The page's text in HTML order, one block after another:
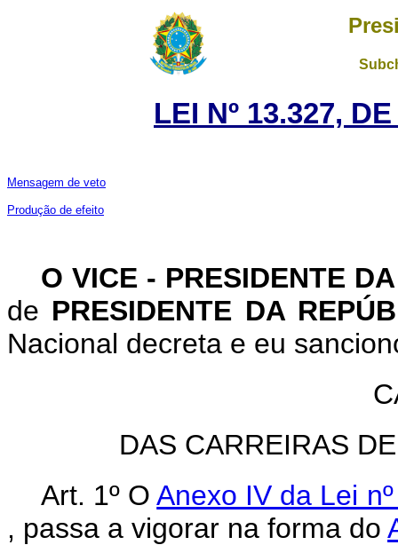
LEI Nº 13.327,
Mensagem de veto
Produção de efeito
O VICE - PRESIDENTE
de PRESIDENTE DA
Nacional decreta e eu
DAS CARREIRAS
Art. 1º OAnexo IV da Lei
, passa a vigorar na forma do